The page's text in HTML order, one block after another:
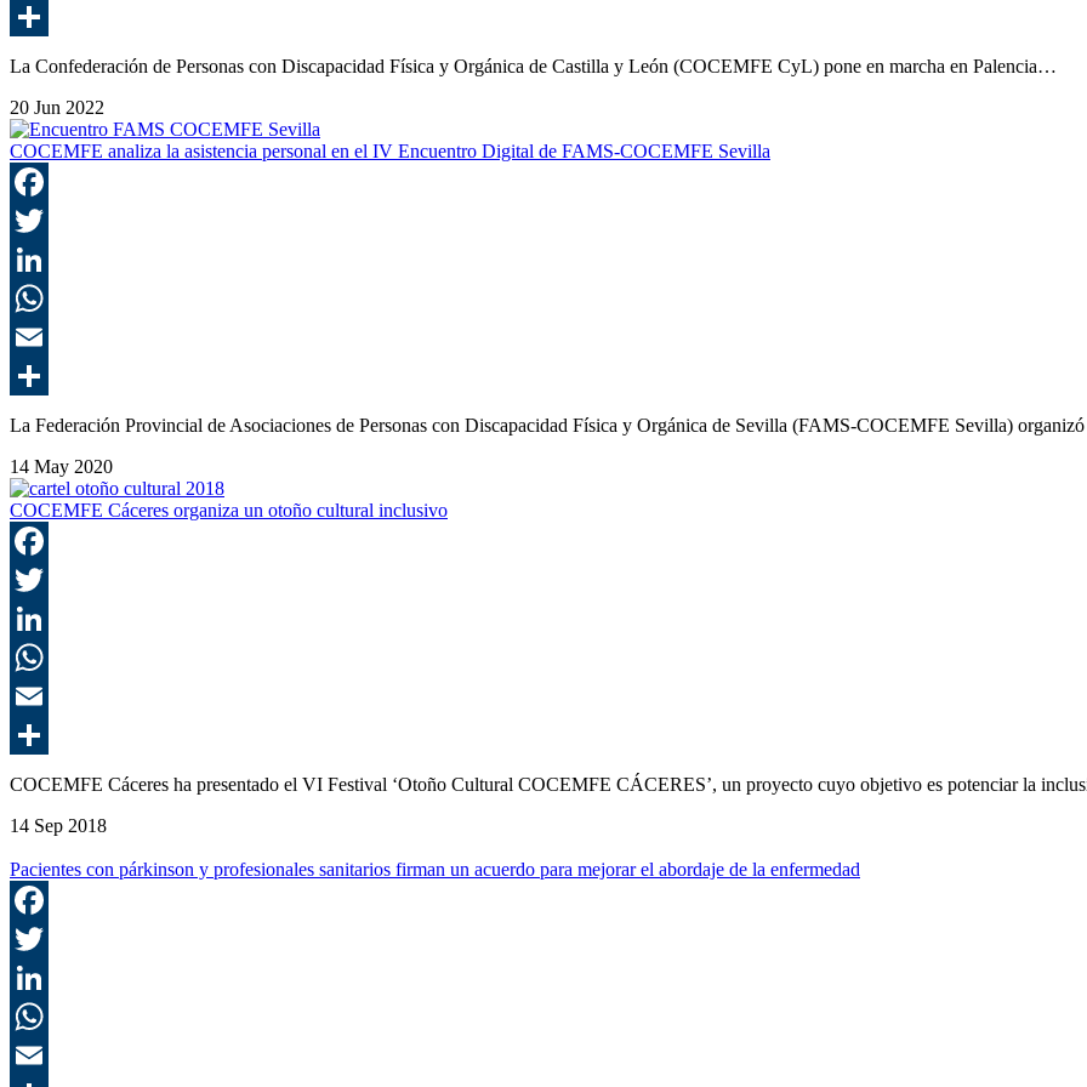
La Confederación de Personas con Discapacidad Física y Orgánica de Castilla y León (COCEMFE CyL) pone en marcha en Palencia…
20 Jun 2022
COCEMFE analiza la asistencia personal en el IV Encuentro Digital de FAMS-COCEMFE Sevilla
La Federación Provincial de Asociaciones de Personas con Discapacidad Física y Orgánica de Sevilla (FAMS-COCEMFE Sevilla)
14 May 2020
COCEMFE Cáceres organiza un otoño cultural inclusivo
COCEMFE Cáceres ha presentado el VI Festival ‘Otoño Cultural COCEMFE CÁCERES’, un proyecto cuyo objetivo es potenciar la
14 Sep 2018
Pacientes con párkinson y profesionales sanitarios firman un acuerdo para mejorar el abordaje de la enfermedad